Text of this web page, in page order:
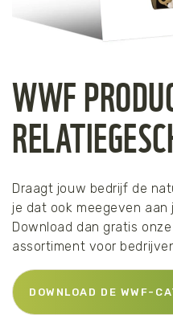
WWF
Draagt jouw bedrijf de
je dat ook meegeven aan
Download dan gratis
assortiment voor
DOWNLOAD DE WWF-